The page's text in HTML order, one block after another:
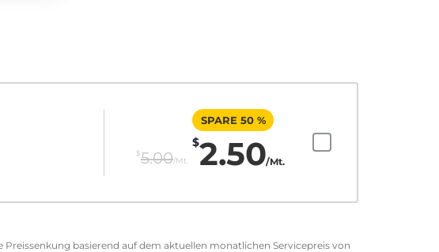
$5.00/Mt.
SPARE 50 %
$2.50/Mt.
basierend auf dem aktuellen monatlichen Servicepreis von